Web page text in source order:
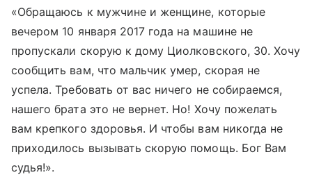
«Обращаюсь к мужчине и женщине, которые
вечером 10 января 2017 года на машине не
пропускали скорую к дому Циолковского, 30. Хочу
сообщить вам, что мальчик умер, скорая не
успела. Требовать от вас ничего не собираемся,
нашего брата это не вернет. Но! Хочу пожелать
вам крепкого здоровья. И чтобы вам никогда не
приходилось вызывать скорую помощь. Бог Вам
судья!».